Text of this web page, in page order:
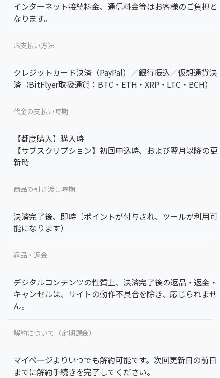
インターネット接続料金、通信料金等はお客様のご負担と
なります。
お支払い方法
クレジットカード決済（PayPal）／銀行振込／仮想通貨決
済（BitFlyer取扱通貨：BTC・ETH・XRP・LTC・BCH）
代金の支払い時期
【都度購入】購入時
【サブスクリプション】初回申込時、および翌月以降の更
新時
商品の引き渡し時期
決済完了後、即時（ポイントが付与され、ツールが利用可
能になります）
返品・返金
デジタルコンテンツの性質上、決済完了後の返品・返金・
キャンセルは、サイトの動作不具合を除き、応じられませ
ん。
解約について（定期課金）
マイページよりいつでも解約可能です。次回更新日の前日
までに解約手続きを完了してください。